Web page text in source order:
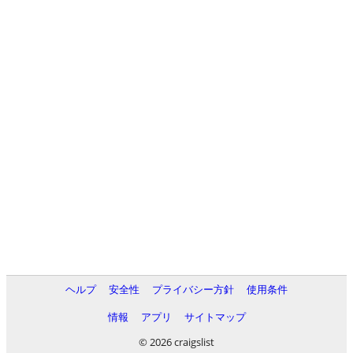
ヘルプ 安全性 プライバシー方針
使用条件
情報
アプリ
サイトマップ
© 2026 craigslist